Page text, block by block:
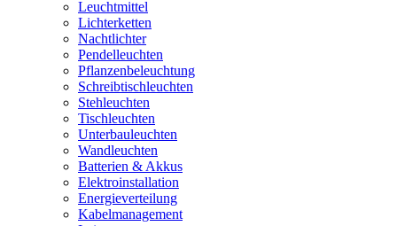
Leuchtmittel
Lichterketten
Nachtlichter
Pendelleuchten
Pflanzenbeleuchtung
Schreibtischleuchten
Stehleuchten
Tischleuchten
Unterbauleuchten
Wandleuchten
Batterien & Akkus
Elektroinstallation
Energieverteilung
Kabelmanagement